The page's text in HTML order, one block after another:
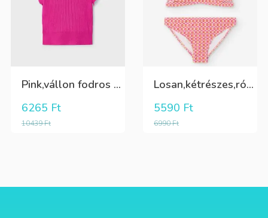
Pink,vállon fodros csini lány kötött póló
10439Ft
6265 Ft
Losan,kétrészes,rózsaszín,sárga,krém színű fürdőruha
6990Ft
5590 Ft